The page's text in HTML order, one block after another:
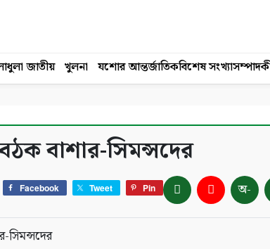
জাতীয় খুলনা যশোর আন্তর্জাতিকবিশেষ সংখ্যা
বাশার-সিমন্সদের
Facebook Tweet Pin অ-